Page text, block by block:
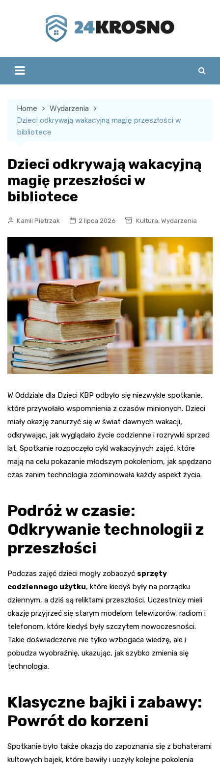
Home
Wydarzenia
Dzieci odkrywają wakacyjną magię przeszłości w
bibliotece
Dzieci odkrywają wakacyjną
magię przeszłości w
bibliotece
Kamil Pietrzak 2 lipca 2026 Kultura, Wydarzenia
W Oddziale dla Dzieci KBP odbyło się niezwykłe spotkanie,
które przywołało wspomnienia z czasów minionych. Dzieci
miały okazję zanurzyć się w świat dawnych wakacji,
odkrywając, jak wyglądało życie codzienne i rozrywki sprzed
lat. Spotkanie rozpoczęło cykl wakacyjnych zajęć, które
mają na celu pokazanie młodszym pokoleniom, jak spędzano
czas zanim technologia zdominowała każdy aspekt życia.
Podróż w czasie:
Odkrywanie technologii z
przeszłości
Podczas zajęć dzieci mogły zobaczyć sprzęty
codziennego użytku, które kiedyś były na porządku
dziennym, a dziś są reliktami przeszłości. Uczestnicy mieli
okazję przyjrzeć się starym modelom telewizorów, radiom i
telefonom, które kiedyś były szczytem nowoczesności.
Takie doświadczenie nie tylko wzbogaca wiedzę, ale i
pobudza wyobraźnię, ukazując, jak szybko zmienia się
technologia.
Klasyczne bajki i zabawy:
Powrót do korzeni
Spotkanie było także okazją do zapoznania się z bohaterami
kultowych bajek, które bawiły i uczyły kolejne pokolenia